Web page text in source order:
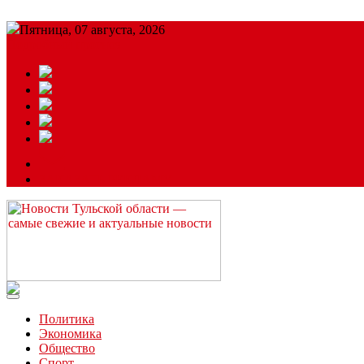
Пятница, 07 августа, 2026
Читайте последние новости дня в Тульской области на сайте
Политика
Экономика
Общество